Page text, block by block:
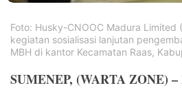
Foto: Husky-CNOOC Madura Limited
kegiatan sosialisasi lanjutan
MBH di kantor Kecamatan Raas,
SUMENEP, (WARTA ZONE) –